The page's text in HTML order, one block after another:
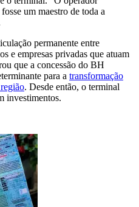
um maestro de toda a
permanente entre
e empresas privadas que atuam
que a concessão do BH
para a transformação
. Desde então, o terminal
investimentos.